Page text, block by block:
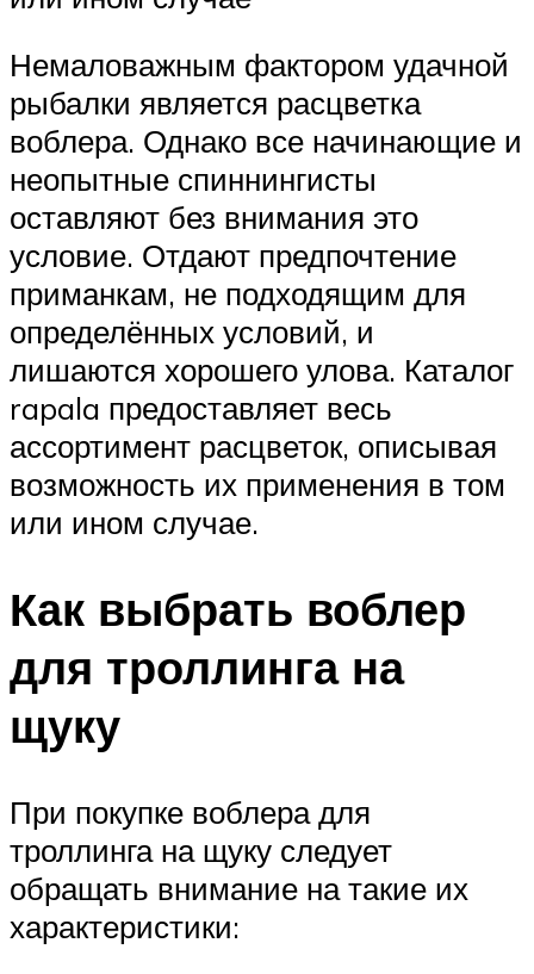
Немаловажным фактором удачной
рыбалки является расцветка
воблера. Однако все начинающие и
неопытные спиннингисты
оставляют без внимания это
условие. Отдают предпочтение
приманкам, не подходящим для
определённых условий, и
лишаются хорошего улова. Каталог
rapala предоставляет весь
ассортимент расцветок, описывая
возможность их применения в том
или ином случае.
Как выбрать воблер
для троллинга на
щуку
При покупке воблера для
троллинга на щуку следует
обращать внимание на такие их
характеристики: